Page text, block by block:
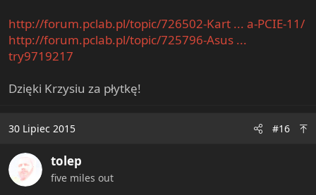
http://forum.pclab.pl/topic/726502-Kart ... a-PCIE-11/
http://forum.pclab.pl/topic/725796-Asus ...
try9719217
Dzięki Krzysiu za płytkę!
30 Lipiec 2015 #16
tolep
five miles out